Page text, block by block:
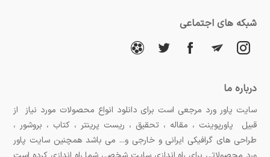
شبکه های اجتماعی
درباره ما
سایت پاور ورد مرجعی است برای دانلود انواع محصولات مورد نیاز از
قبیل پاورپوینت ، مقاله ، تحقیق ، ریست پرینتر ، کتاب ، بروشور ،
طراحی های گرافیکی ایرانی و خارجی و... می باشد همچنین سایت پاور